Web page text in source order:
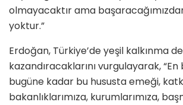
olmayacaktır ama
yoktur.”
Erdoğan, Türkiye’de yeşil kalkınma
kazandıracaklarını vurgulayarak, “En
bugüne kadar bu hususta emeği,
bakanlıklarımıza, kurumlarımıza,